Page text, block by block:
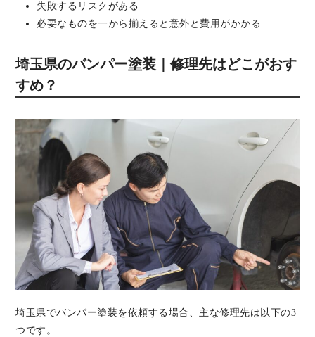
失敗するリスクがある
必要なものを一から揃えると意外と費用がかかる
埼玉県のバンパー塗装｜修理先はどこがおす
すめ？
埼玉県でバンパー塗装を依頼する場合、主な修理先は以下の3
つです。